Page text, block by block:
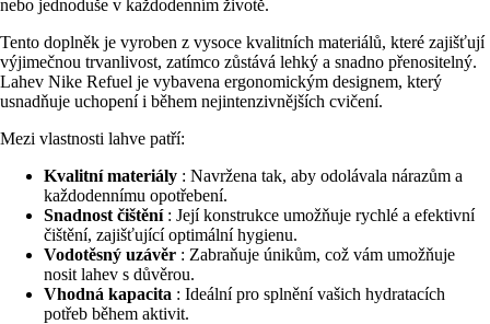
nebo jednoduše v každodenním životě.
Tento doplněk je vyroben z vysoce kvalitních materiálů, které zajišťují
výjimečnou trvanlivost, zatímco zůstává lehký a snadno přenositelný.
Lahev Nike Refuel je vybavena ergonomickým designem, který
usnadňuje uchopení i během nejintenzivnějších cvičení.
Mezi vlastnosti lahve patří:
Kvalitní materiály : Navržena tak, aby odolávala nárazům a
každodennímu opotřebení.
Snadnost čištění: Její konstrukce umožňuje rychlé a efektivní
čištění, zajišťující optimální hygienu.
Vodotěsný uzávěr : Zabraňuje únikům, což vám umožňuje
nosit lahev s důvěrou.
Vhodná kapacita : Ideální pro splnění vašich hydratacích
potřeb během aktivit.